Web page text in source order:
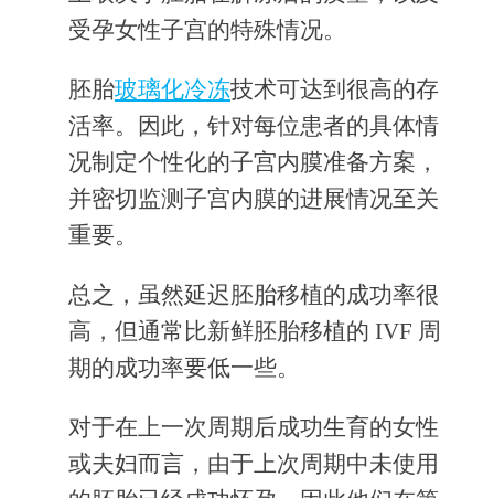
受孕女性子宫的特殊情况。
胚胎玻璃化冷冻技术可达到很高的存
活率。因此，针对每位患者的具体情
况制定个性化的子宫内膜准备方案，
并密切监测子宫内膜的进展情况至关
重要。
总之，虽然延迟胚胎移植的成功率很
高，但通常比新鲜胚胎移植的 IVF 周
期的成功率要低一些。
对于在上一次周期后成功生育的女性
或夫妇而言，由于上次周期中未使用